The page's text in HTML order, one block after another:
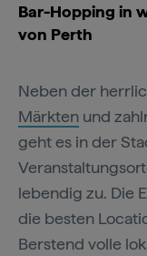
Bar-Hopping in
von Perth
Neben der
Märkten und
geht es in der
lebendig zu. Die
die besten
Berstend volle